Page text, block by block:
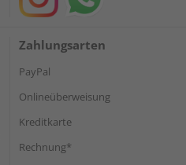
Zahlungsarten
PayPal
Onlineüberweisung
Kreditkarte
Rechnung*